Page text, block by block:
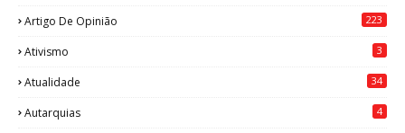
Artigo De Opinião 223
Ativismo 3
Atualidade 34
Autarquias 4